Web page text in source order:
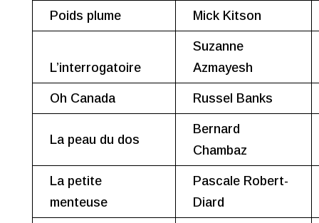
Poids plume Mick Kitson
L’interrogatoire
Suzanne
Azmayesh
Oh Canada Russel Banks
La peau du dos
Bernard
Chambaz
La petite
menteuse
Pascale Robert-
Diard